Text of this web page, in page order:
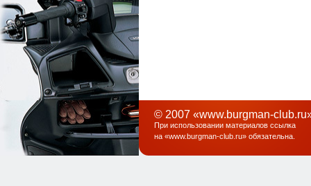
© 2007 «www.burgman-
При использовании материалов ссылка
на «www.burgman-club.ru» обязательна